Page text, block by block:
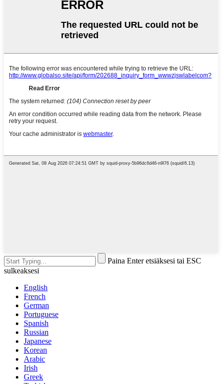
Paina Enter etsiäksesi tai ESC
sulkeaksesi
English
French
German
Portuguese
Spanish
Russian
Japanese
Korean
Arabic
Irish
Greek